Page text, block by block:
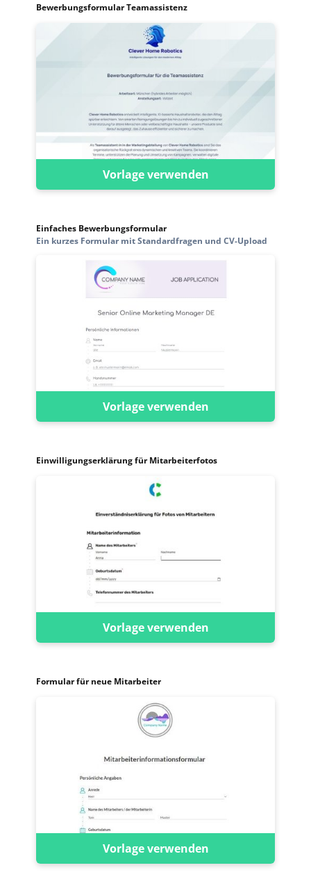
Bewerbungsformular Teamassistenz
Vorlage verwenden
Einfaches Bewerbungsformular
Ein kurzes Formular mit Standardfragen und CV-Upload
Vorlage verwenden
Einwilligungserklärung für Mitarbeiterfotos
Vorlage verwenden
Formular für neue Mitarbeiter
Vorlage verwenden